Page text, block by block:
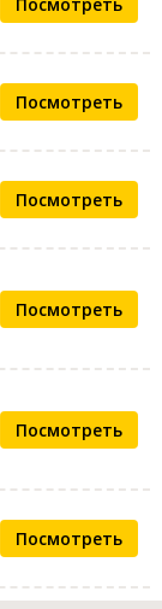
Посмотреть
Посмотреть
Посмотреть
Посмотреть
Посмотреть
Посмотреть